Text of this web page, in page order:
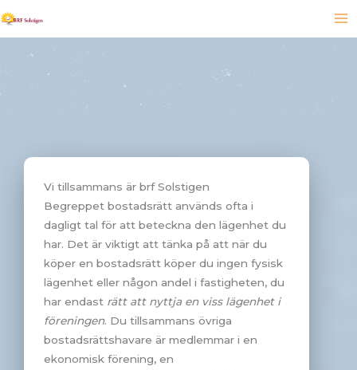
till
Vi tillsammans är brf Solstigen
Begreppet bostadsrätt används ofta i
dagligt tal för att beteckna den lägenhet du
har. Det är viktigt att tänka på att när du
köper en bostadsrätt köper du ingen fysisk
lägenhet eller någon andel i fastigheten, du
har endast rätt att nyttja en viss lägenhet i
föreningen. Du tillsammans övriga
bostadsrättshavare är medlemmar i en
ekonomisk förening, en